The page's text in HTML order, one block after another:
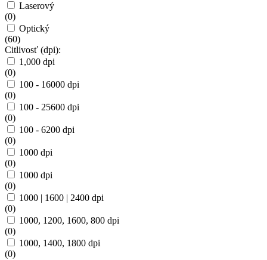
Laserový
(0)
Optický
(60)
Citlivosť (dpi):
1,000 dpi
(0)
100 - 16000 dpi
(0)
100 - 25600 dpi
(0)
100 - 6200 dpi
(0)
1000 dpi
(0)
1000 dpi
(0)
1000 | 1600 | 2400 dpi
(0)
1000, 1200, 1600, 800 dpi
(0)
1000, 1400, 1800 dpi
(0)